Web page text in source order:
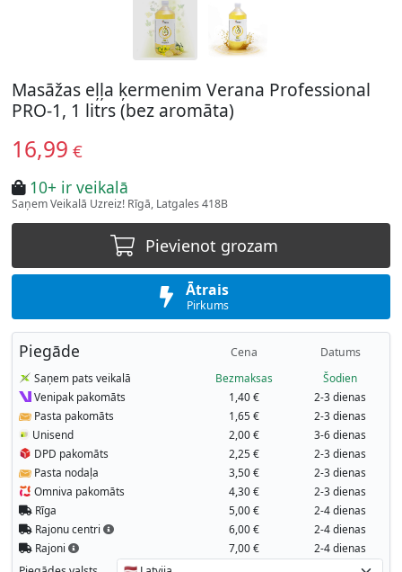
Masāžas eļļa ķermenim Verana Professional
PRO-1, 1 litrs (bez aromāta)
16,99 €
10+ ir veikalā
Saņem Veikalā Uzreiz! Rīgā, Latgales 418B
Pievienot grozam
Ātrais
Pirkums
Piegāde Cena Datums
Saņem pats veikalā Bezmaksas
Šodien
Venipak pakomāts
1,40 €
2-3 dienas
Pasta pakomāts
1,65 €
2-3 dienas
Unisend
2,00 €
3-6 dienas
DPD pakomāts
2,25 €
2-3 dienas
Pasta nodaļa
3,50 €
2-3 dienas
Omniva pakomāts
4,30 €
2-3 dienas
Rīga
5,00 €
2-4 dienas
Rajonu centri
6,00 €
2-4 dienas
Rajoni
7,00 € 2-4 dienas